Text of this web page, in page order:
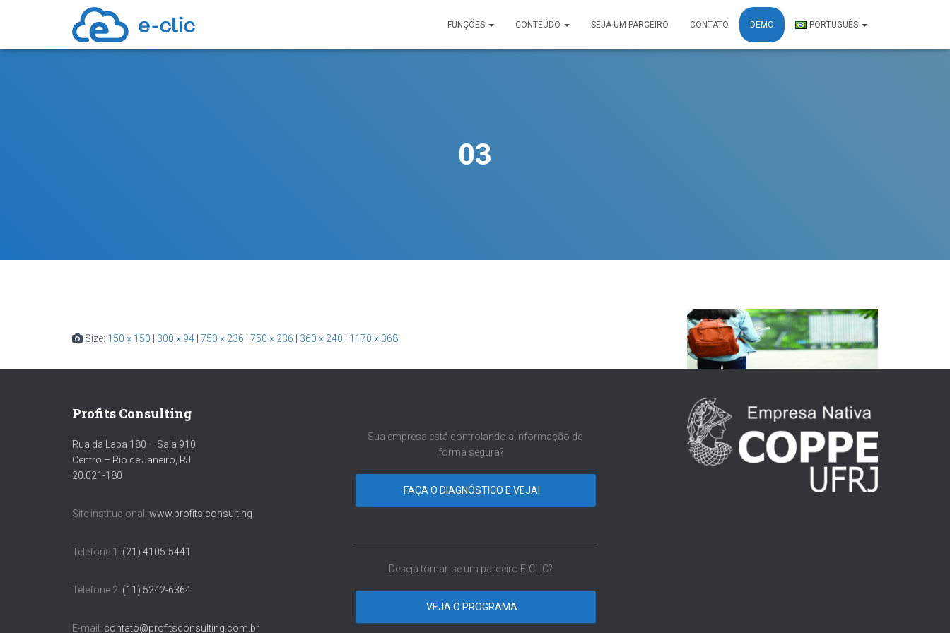
FUNÇÕES CONTEÚDO SEJA UM PARCEIRO CONTATO DEMO PORTUGUÊS
03
Size: 150 × 150 300 × 94 750 × 236 750 × 236 360 × 240 1170 × 368
Profits Consulting
Rua da Lapa 180 – Sala 910
Centro – Rio de Janeiro, RJ
20.021-180
Site institucional: www.profits.consulting
Telefone 1: (21) 4105-5441
Telefone 2: (11) 5242-6364
E-mail: contato@profitsconsulting.com.br
Sua empresa está controlando a informação de
forma segura?
FAÇA O DIAGNÓSTICO E VEJA!
Deseja tornar-se um parceiro E-CLIC?
VEJA O PROGRAMA